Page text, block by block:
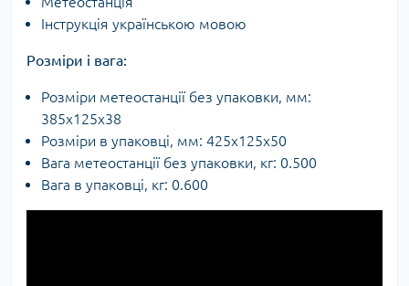
Інструкція українською мовою
Розміри і вага:
Розміри метеостанції без упаковки, мм:
385х125х38
Розміри в упаковці, мм: 425х125х50
Вага метеостанції без упаковки, кг: 0.500
Вага в упаковці, кг: 0.600